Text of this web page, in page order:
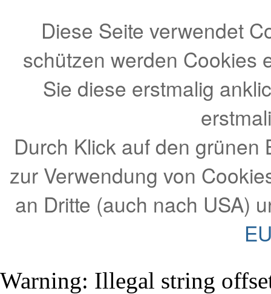
Diese Seite verwendet
schützen werden Cookies
Sie diese erstmalig
Durch Klick auf den
zur Verwendung von
an Dritte (auch nach USA)
Warning: Illegal string